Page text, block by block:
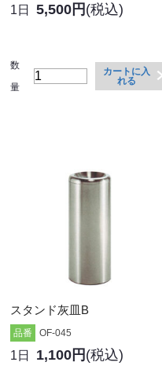
1日 5,500円 (税込)
数
量
カートに入
れる
スタンド灰皿B
品番 OF-045
1日 1,100円 (税込)